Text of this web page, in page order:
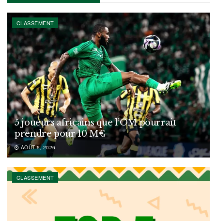
CLASSEMENT
5 joueurs africains que l’OM pourrait
prendre pour 10 M€
AOÛT 5, 2026
CLASSEMENT